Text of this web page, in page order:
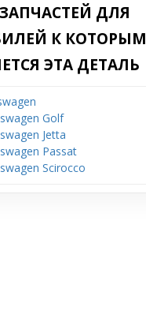
ДЛЯ
К КОТОРЫМ
ЭТА ДЕТАЛЬ
Golf
Jetta
Passat
Scirocco